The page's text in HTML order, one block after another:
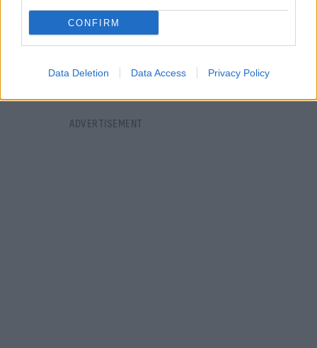
CONFIRM
Data Deletion Data Access Privacy Policy